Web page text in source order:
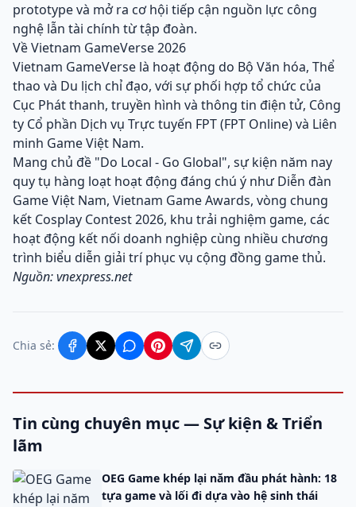
prototype và mở ra cơ hội tiếp cận nguồn lực công
nghệ lẫn tài chính từ tập đoàn.
Về Vietnam GameVerse 2026
Vietnam GameVerse là hoạt động do Bộ Văn hóa, Thể
thao và Du lịch chỉ đạo, với sự phối hợp tổ chức của
Cục Phát thanh, truyền hình và thông tin điện tử, Công
ty Cổ phần Dịch vụ Trực tuyến FPT (FPT Online) và Liên
minh Game Việt Nam.
Mang chủ đề "Do Local - Go Global", sự kiện năm nay
quy tụ hàng loạt hoạt động đáng chú ý như Diễn đàn
Game Việt Nam, Vietnam Game Awards, vòng chung
kết Cosplay Contest 2026, khu trải nghiệm game, các
hoạt động kết nối doanh nghiệp cùng nhiều chương
trình biểu diễn giải trí phục vụ cộng đồng game thủ.
Nguồn: vnexpress.net
Chia sẻ:
Tin cùng chuyên mục — Sự kiện & Triển
lãm
OEG Game khép lại năm đầu phát hành: 18
tựa game và lối đi dựa vào hệ sinh thái